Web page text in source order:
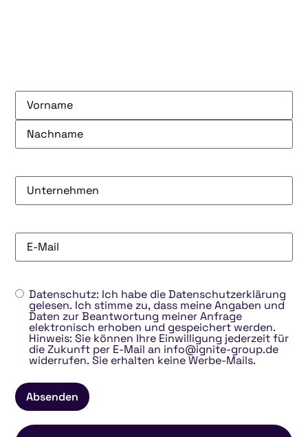
Name
Unternehmen(erforderlich)
E-
Mail(erforderlich)
Datenschutz: Ich habe die Datenschutzerklärung
gelesen. Ich stimme zu, dass meine Angaben und
Daten zur Beantwortung meiner Anfrage
elektronisch erhoben und gespeichert werden.
Hinweis: Sie können Ihre Einwilligung jederzeit für
die Zukunft per E-Mail an info@ignite-group.de
widerrufen. Sie erhalten keine Werbe-Mails.